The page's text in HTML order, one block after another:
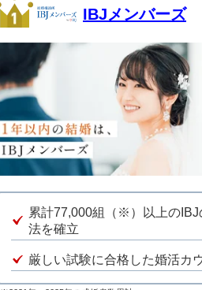
IBJメンバーズ
累計77,000組（※）以上の
法を確立
厳しい試験に合格した婚活カ